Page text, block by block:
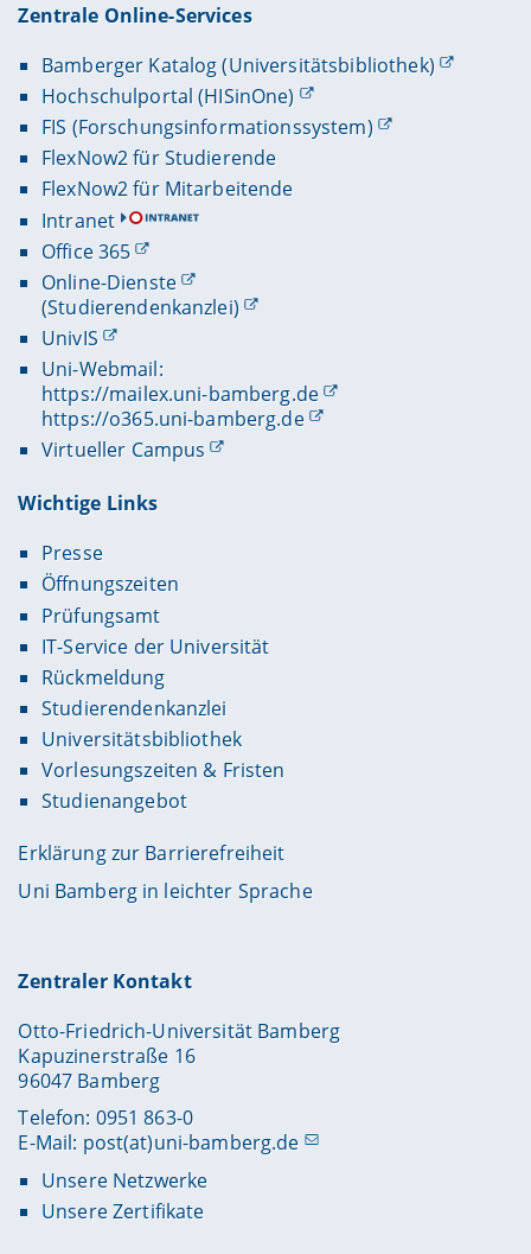
Zentrale Online-Services
Bamberger Katalog (Universitätsbibliothek)
Hochschulportal (HISinOne)
FIS (Forschungsinformationssystem)
FlexNow2 für Studierende
FlexNow2 für Mitarbeitende
Intranet
Office 365
Online-Dienste
(Studierendenkanzlei)
UnivIS
Uni-Webmail:
https://mailex.uni-bamberg.de
https://o365.uni-bamberg.de
Virtueller Campus
Wichtige Links
Presse
Öffnungszeiten
Prüfungsamt
IT-Service der Universität
Rückmeldung
Studierendenkanzlei
Universitätsbibliothek
Vorlesungszeiten & Fristen
Studienangebot
Erklärung zur Barrierefreiheit
Uni Bamberg in leichter Sprache
Zentraler Kontakt
Otto-Friedrich-Universität Bamberg
Kapuzinerstraße 16
96047 Bamberg
Telefon: 0951 863-0
E-Mail: post(at)uni-bamberg.de
Unsere Netzwerke
Unsere Zertifikate